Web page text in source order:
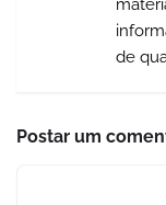
de
Postar um